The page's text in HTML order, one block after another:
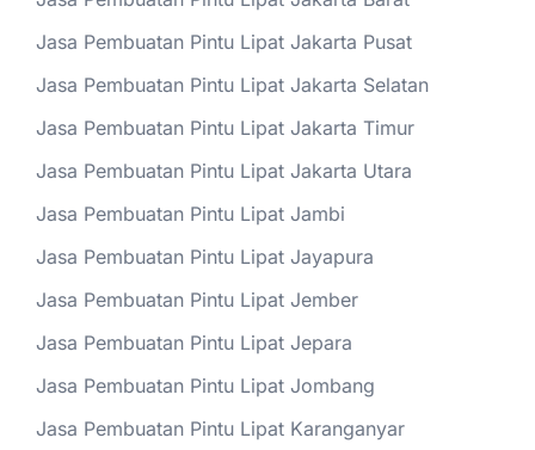
Jasa Pembuatan Pintu Lipat Jakarta Pusat
Jasa Pembuatan Pintu Lipat Jakarta Selatan
Jasa Pembuatan Pintu Lipat Jakarta Timur
Jasa Pembuatan Pintu Lipat Jakarta Utara
Jasa Pembuatan Pintu Lipat Jambi
Jasa Pembuatan Pintu Lipat Jayapura
Jasa Pembuatan Pintu Lipat Jember
Jasa Pembuatan Pintu Lipat Jepara
Jasa Pembuatan Pintu Lipat Jombang
Jasa Pembuatan Pintu Lipat Karanganyar